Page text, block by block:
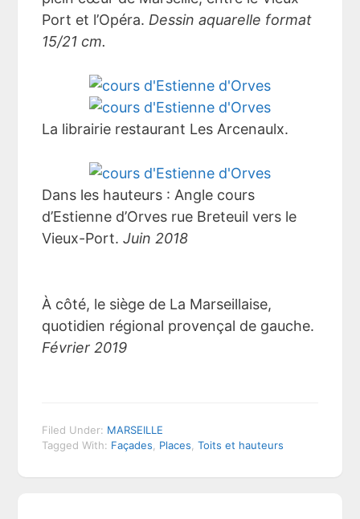
Port et l’Opéra. Dessin aquarelle format
15/21 cm.
La librairie restaurant Les Arcenaulx.
Dans les hauteurs : Angle cours
d’Estienne d’Orves rue Breteuil vers le
Vieux-Port.Juin 2018
À côté, le siège de La Marseillaise,
quotidien régional provençal de gauche.
Février 2019
Filed Under: MARSEILLE
Tagged With: Façades Places ,Toits et hauteurs